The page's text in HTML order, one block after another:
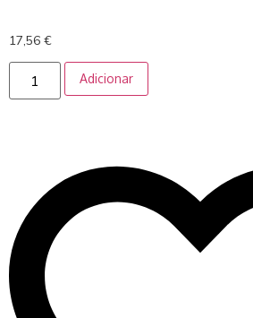
17,56 €
Adicionar